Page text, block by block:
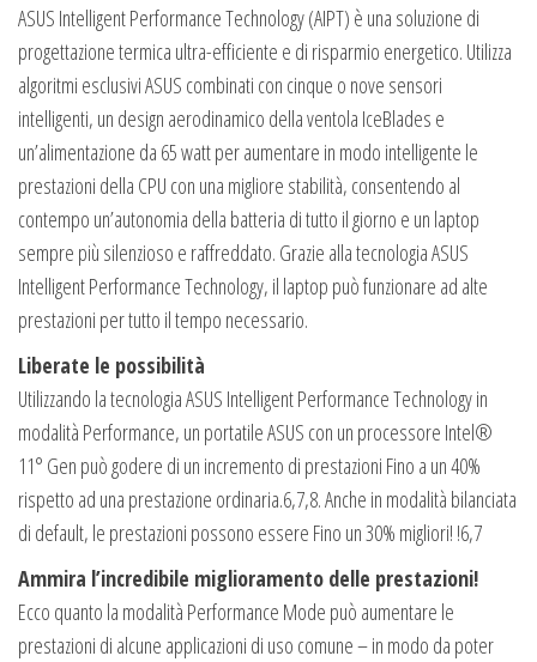
ASUS Intelligent Performance Technology (AIPT) è una soluzione di
progettazione termica ultra-efficiente e di risparmio energetico. Utilizza
algoritmi esclusivi ASUS combinati con cinque o nove sensori
intelligenti, un design aerodinamico della ventola IceBlades e
un’alimentazione da 65 watt per aumentare in modo intelligente le
prestazioni della CPU con una migliore stabilità, consentendo al
contempo un’autonomia della batteria di tutto il giorno e un laptop
sempre più silenzioso e raffreddato. Grazie alla tecnologia ASUS
Intelligent Performance Technology, il laptop può funzionare ad alte
prestazioni per tutto il tempo necessario.
Liberate le possibilità
Utilizzando la tecnologia ASUS Intelligent Performance Technology in
modalità Performance, un portatile ASUS con un processore Intel®
11° Gen può godere di un incremento di prestazioni Fino a un 40%
rispetto ad una prestazione ordinaria.6,7,8. Anche in modalità bilanciata
di default, le prestazioni possono essere Fino un 30% migliori! !6,7
Ammira l’incredibile miglioramento delle prestazioni!
Ecco quanto la modalità Performance Mode può aumentare le
prestazioni di alcune applicazioni di uso comune – in modo da poter